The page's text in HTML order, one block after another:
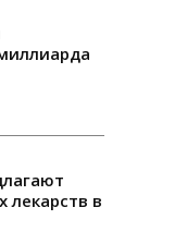
лекарств в